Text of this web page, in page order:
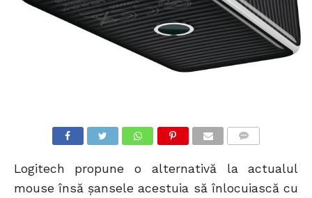
Logitech propune o alternativă la actualul
mouse însă șansele acestuia să înlocuiască cu